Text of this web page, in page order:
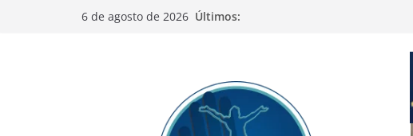
6 de agosto de 2026 Últimos: